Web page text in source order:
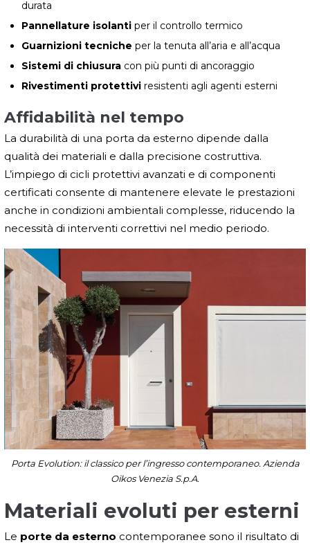
durata
Pannellature isolanti per il controllo termico
Guarnizioni tecniche per la tenuta all’aria e all’acqua
Sistemi di chiusura con più punti di ancoraggio
Rivestimenti protettivi resistenti agli agenti esterni
Affidabilità nel tempo
La durabilità di una porta da esterno dipende dalla
qualità dei materiali e dalla precisione costruttiva.
L’impiego di cicli protettivi avanzati e di componenti
certificati consente di mantenere elevate le prestazioni
anche in condizioni ambientali complesse, riducendo la
necessità di interventi correttivi nel medio periodo.
Porta Evolution: il classico per l’ingresso contemporaneo. Azienda
Oikos Venezia S.p.A.
Materiali evoluti per esterni
Le porte da esterno contemporanee sono il risultato di